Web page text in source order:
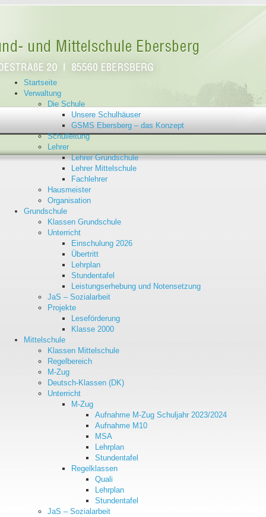
Startseite
Verwaltung
Die Schule
Unsere Schulhäuser
GSMS Ebersberg – das Konzept
Schulleitung
Lehrer
Lehrer Grundschule
Lehrer Mittelschule
Fachlehrer
Hausmeister
Organisation
Grundschule
Klassen Grundschule
Unterricht
Einschulung 2026
Übertritt
Lehrplan
Stundentafel
Leistungserhebung und Notensetzung
JaS – Sozialarbeit
Projekte
Leseförderung
Klasse 2000
Mittelschule
Klassen Mittelschule
Regelbereich
M-Zug
Deutsch-Klassen (DK)
Unterricht
M-Zug
Aufnahme M-Zug Schuljahr 2023/2024
Aufnahme M10
MSA
Lehrplan
Stundentafel
Regelklassen
Quali
Lehrplan
Stundentafel
JaS – Sozialarbeit